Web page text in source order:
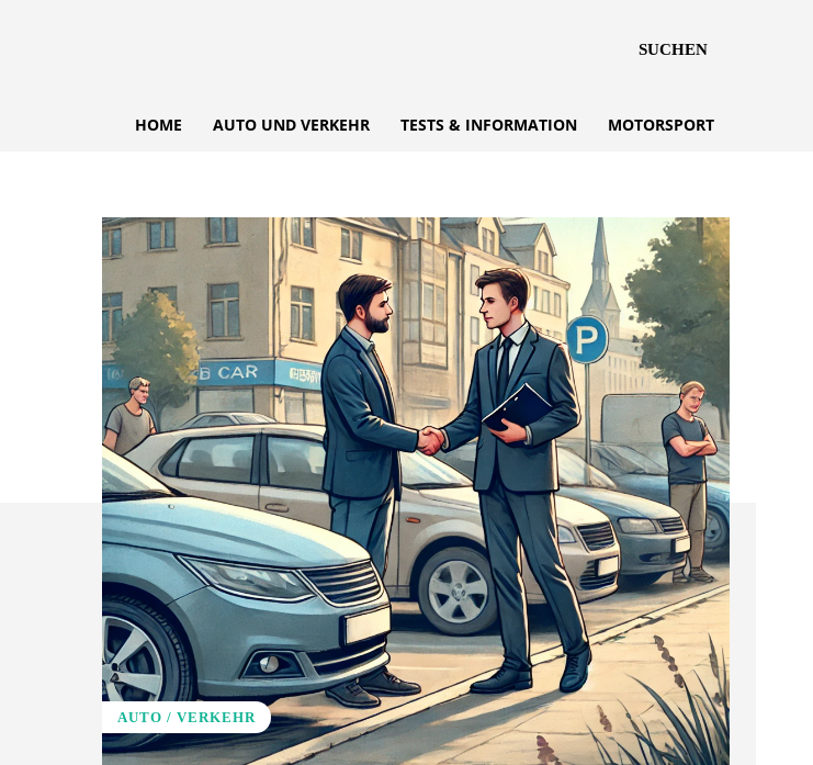
SUCHEN
HOME AUTO UND VERKEHR TESTS & INFORMATION MOTORSPORT
AUTO / VERKEHR